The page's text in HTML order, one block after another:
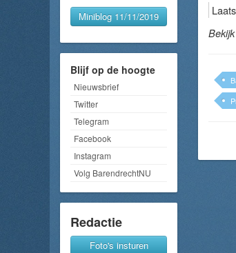
Miniblog 11/11/2019
Blijf op de hoogte
Nieuwsbrief
Twitter
Telegram
Facebook
Instagram
Volg BarendrechtNU
Redactie
Foto's insturen